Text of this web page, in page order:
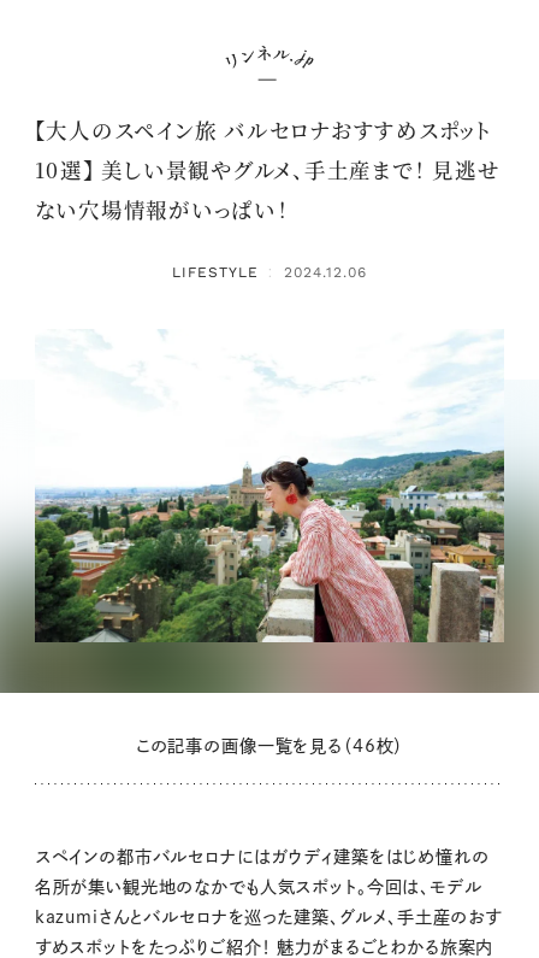
【大人のスペイン旅 バルセロナおすすめスポット
10選】 美しい景観やグルメ、手土産まで！ 見逃せ
ない穴場情報がいっぱい！
LIFESTYLE ： 2024.12.06
この記事の画像一覧を見る（46枚）
スペインの都市バルセロナにはガウディ建築をはじめ憧れの
名所が集い観光地のなかでも人気スポット。今回は、モデル
kazumiさんとバルセロナを巡った建築、グルメ、手土産のおす
すめスポットをたっぷりご紹介！ 魅力がまるごとわかる旅案内